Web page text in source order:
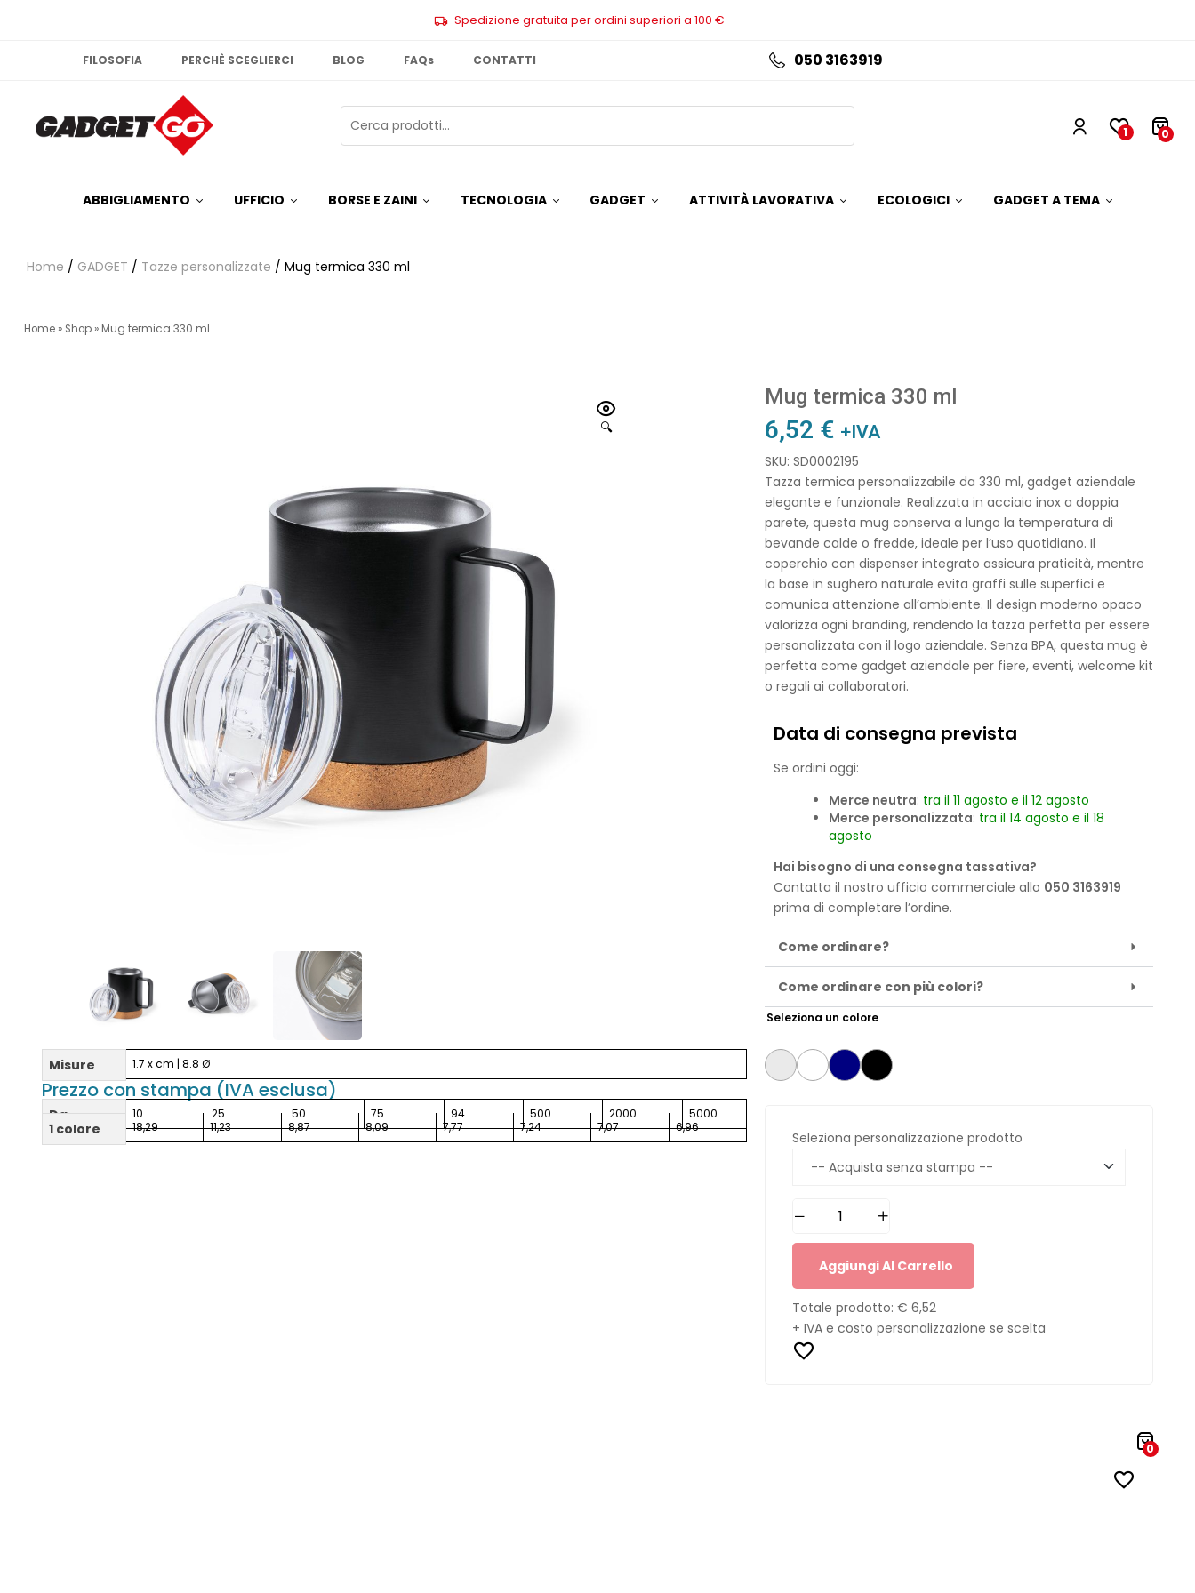
Spedizione gratuita per ordini superiori a 100 €
FILOSOFIA PERCHÈ SCEGLIERCI BLOG FAQs CONTATTI 050 3163919
1 0
ABBIGLIAMENTO UFFICIO BORSE E ZAINI TECNOLOGIA GADGET ATTIVITÀ LAVORATIVA ECOLOGICI GADGET A TEMA
Home / GADGET / Tazze personalizzate / Mug termica 330 ml
Home » Shop » Mug termica 330 ml
🔍
Misure 1.7 x cm | 8.8 Ø
Prezzo con stampa (IVA esclusa)
Da 10 25 50 75 94 500 2000 5000
1 colore 18,29 11,23 8,87 8,09 7,77 7,24 7,07 6,96
Mug termica 330 ml
6,52 € +IVA
SKU: SD0002195
Tazza termica personalizzabile da 330 ml, gadget aziendale
elegante e funzionale. Realizzata in acciaio inox a doppia
parete, questa mug conserva a lungo la temperatura di
bevande calde o fredde, ideale per l’uso quotidiano. Il
coperchio con dispenser integrato assicura praticità, mentre
la base in sughero naturale evita graffi sulle superfici e
comunica attenzione all’ambiente. Il design moderno opaco
valorizza ogni branding, rendendo la tazza perfetta per essere
personalizzata con il logo aziendale. Senza BPA, questa mug è
perfetta come gadget aziendale per fiere, eventi, welcome kit
o regali ai collaboratori.
Data di consegna prevista
Se ordini oggi:
Merce neutra: tra il 11 agosto e il 12 agosto
Merce personalizzata: tra il 14 agosto e il 18
agosto
Hai bisogno di una consegna tassativa?
Contatta il nostro ufficio commerciale allo 050 3163919
prima di completare l’ordine.
Come ordinare?
Come ordinare con più colori?
Seleziona un colore
Seleziona personalizzazione prodotto
Aggiungi Al Carrello
Totale prodotto: € 6,52
+ IVA e costo personalizzazione se scelta
0